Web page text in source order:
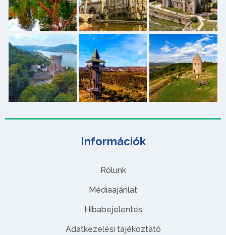
Információk
Rólunk
Médiaajánlat
Hibabejelentés
Adatkezelési tájékoztató